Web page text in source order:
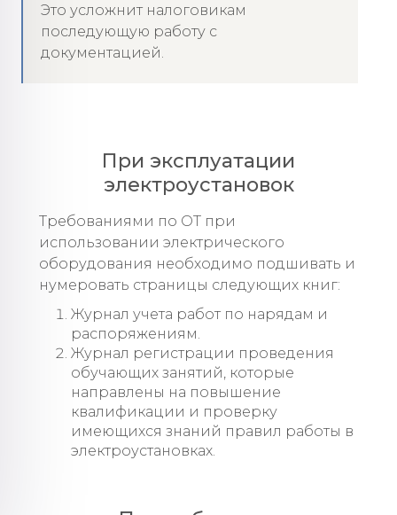
Это усложнит налоговикам
последующую работу с
документацией.
При эксплуатации
электроустановок
Требованиями по ОТ при
использовании электрического
оборудования необходимо подшивать и
нумеровать страницы следующих книг:
Журнал учета работ по нарядам и
распоряжениям.
Журнал регистрации проведения
обучающих занятий, которые
направлены на повышение
квалификации и проверку
имеющихся знаний правил работы в
электроустановках.